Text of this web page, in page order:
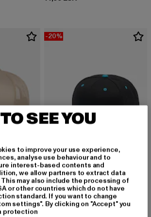
EUR 19,99 EUR
-20%
FLEXFIT
Classic Two Tone
15,99 EUR
Derzeitiger Preis: 15,99 EUR
19,99 EURAktionspreis:
SEE YOU
to improve your use experience,
analyse use behaviour and to
interest-based contents and
we allow partners to extract data
may also include the processing of
or other countries which do not have
standard. If you want to change
settings". By clicking on "Accept" you
protection